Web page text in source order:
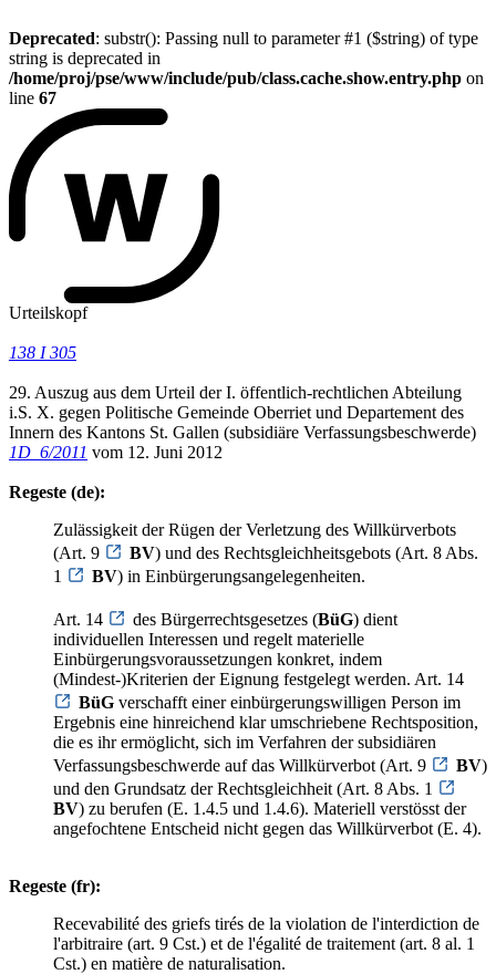
Deprecated: substr(): Passing null to parameter #1 ($string) of type
string is deprecated in
/home/proj/pse/www/include/pub/class.cache.show.entry.php on
line 67
Urteilskopf
138 I 305
29. Auszug aus dem Urteil der I. öffentlich-rechtlichen Abteilung
i.S. X. gegen Politische Gemeinde Oberriet und Departement des
Innern des Kantons St. Gallen (subsidiäre Verfassungsbeschwerde)
1D_6/2011 vom 12. Juni 2012
Regeste (de):
Zulässigkeit der Rügen der Verletzung des Willkürverbots
(Art. 9
BV) und des Rechtsgleichheitsgebots (Art. 8 Abs.
1
BV) in Einbürgerungsangelegenheiten.
Art. 14 des Bürgerrechtsgesetzes (BüG) dient
individuellen Interessen und regelt materielle
Einbürgerungsvoraussetzungen konkret, indem
(Mindest-)Kriterien der Eignung festgelegt werden. Art. 14
BüG verschafft einer einbürgerungswilligen Person im
Ergebnis eine hinreichend klar umschriebene Rechtsposition,
die es ihr ermöglicht, sich im Verfahren der subsidiären
Verfassungsbeschwerde auf das Willkürverbot (Art. 9
BV)
und den Grundsatz der Rechtsgleichheit (Art. 8 Abs. 1
BV) zu berufen (E. 1.4.5 und 1.4.6). Materiell verstösst der
angefochtene Entscheid nicht gegen das Willkürverbot (E. 4).
Regeste (fr):
Recevabilité des griefs tirés de la violation de l'interdiction de
l'arbitraire (art. 9 Cst.) et de l'égalité de traitement (art. 8 al. 1
Cst.) en matière de naturalisation.